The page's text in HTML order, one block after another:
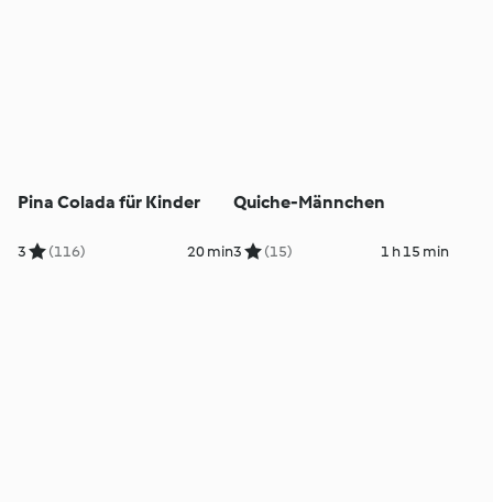
Pina Colada für Kinder
3 (116) 20 min
Quiche-Männchen
3 (15) 1 h 15 min